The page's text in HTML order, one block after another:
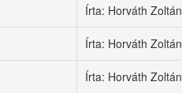
Írta: Horváth Zoltán
Írta: Horváth Zoltán
Írta: Horváth Zoltán